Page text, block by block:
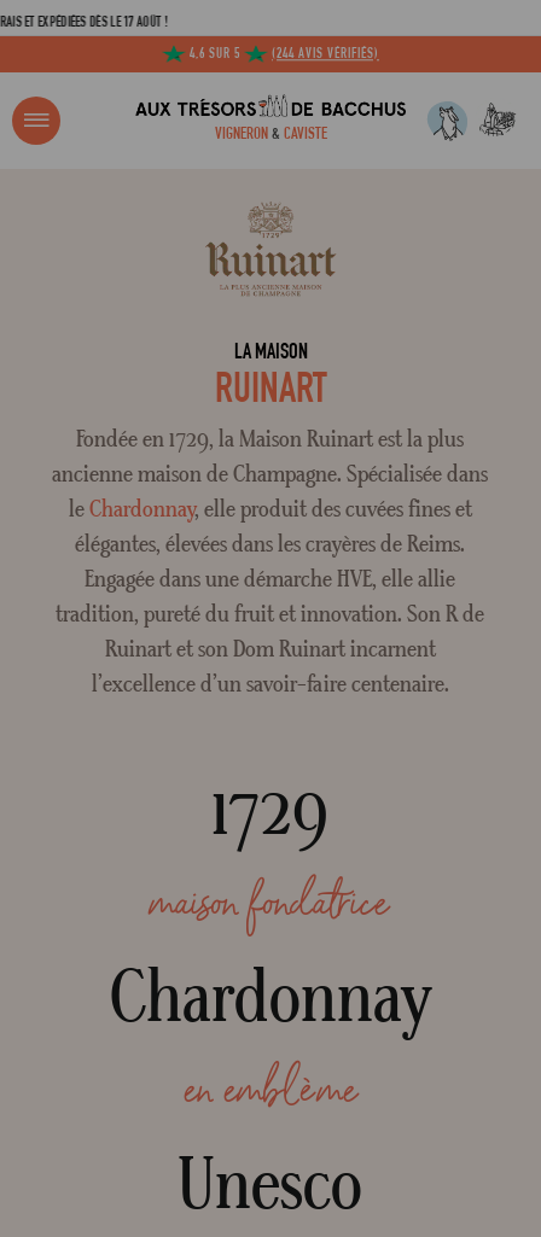
EXPÉDIÉES DÈS LE 17 AOÛT !
4,6 SUR 5
(244 AVIS VÉRIFIÉS)
VIGNERON& CAVISTE
?
LA MAISON
RUINART
Fondée en 1729, la Maison Ruinart est la plus
ancienne maison de Champagne. Spécialisée dans
leChardonnay, elle produit des cuvées fines et
élégantes, élevées dans les crayères de Reims.
Engagée dans une démarche HVE, elle allie
tradition, pureté du fruit et innovation. Son R de
Ruinart et son Dom Ruinart incarnent
l’excellence d’un savoir-faire centenaire.
1729
maison fondatrice
Chardonnay
en emblème
Unesco